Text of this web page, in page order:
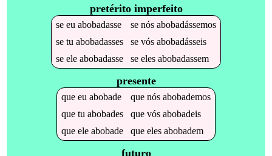
pretérito imperfeito
se eu abobadasse se nós abobadássemos
se tu abobadasses se vós abobadásseis
se ele abobadasse se eles abobadassem
presente
que eu abobade que nós abobademos
que tu abobades que vós abobadeis
que ele abobade que eles abobadem
futuro